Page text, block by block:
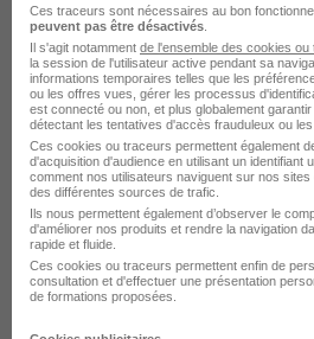
Assistant Cybersécurité
en Alternance H/F
IRIS
Paris - 75 Alternance 2 ans
Voir l’offre
Ces traceurs sont nécessaires au bon
peuvent pas être désactivés
Il s'agit notamment de l'ensemble des cookies ou
la session de l'utilisateur active pendant sa
informations temporaires telles que les
ou les offres vues, gérer les processus
est connecté ou non, et plus globalement
détectant les tentatives d'accès frauduleux ou
Ces cookies ou traceurs permettent également
d'acquisition d'audience en utilisant un identifiant
comment nos utilisateurs naviguent sur nos
des différentes sources de trafic.
Ils nous permettent également d’observer le
d'améliorer nos produits et rendre la navigation
rapide et fluide.
Ces cookies ou traceurs permettent enfin de
consultation et d'effectuer une présentation
de formations proposées.